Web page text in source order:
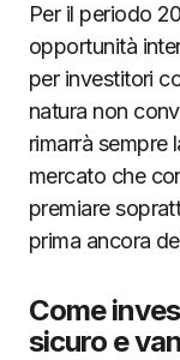
Per il periodo
opportunità
per investitori
natura non
rimarrà sempre
mercato che
premiare
prima ancora
Come
sicuro e